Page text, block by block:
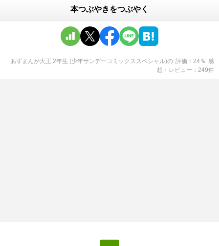
本つぶやきをつぶやく
あずまんが大王 2年生 (少年サンデーコミックススペシャル)の 評価 24％ 感
想・レビュー
249件